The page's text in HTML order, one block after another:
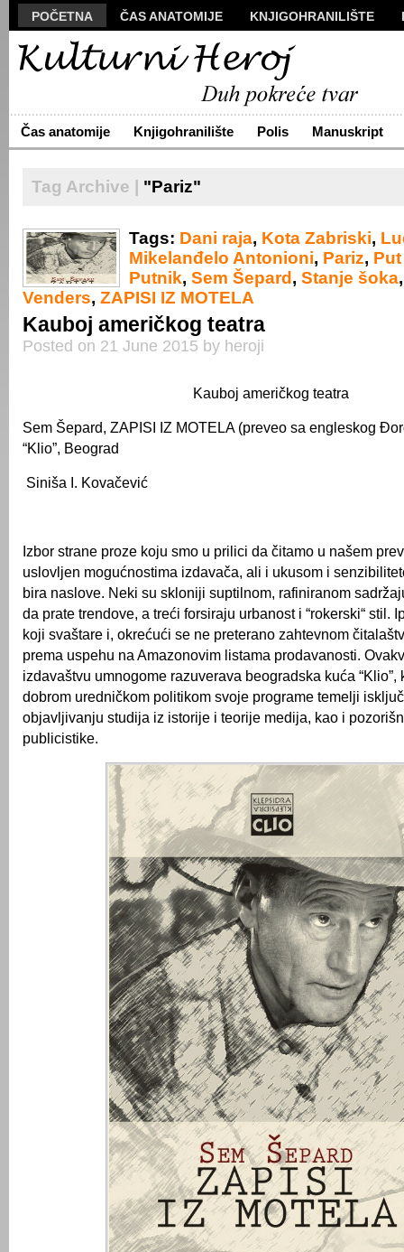
POČETNA ČAS ANATOMIJE KNJIGOHRANILIŠTE
MANUSKRIPT
VIZUALI
ARHIVA
O NAMA ŽIVA REČ KONTAKT
Čas anatomije Knjigohranilište Polis Manuskript
Tag Archive | "Pariz"
Tags: Dani raja, Kota Zabriski,
Mikelanđelo Antonioni, Pariz,
Putnik, Sem Šepard , Stanje šoka
Venders, ZAPISI IZ MOTELA
Kauboj američkog teatra
Posted on 21 June 2015 by heroji
Kauboj američkog teatra
Sem Šepard, ZAPISI IZ MOTELA (preveo sa engleskog
“Klio”, Beograd
Siniša I. Kovačević
Izbor strane proze koju smo u prilici da čitamo u našem
uslovljen mogućnostima izdavača, ali i ukusom i
bira naslove. Neki su skloniji suptilnom, rafiniranom
da prate trendove, a treći forsiraju urbanost i “rokerski“ stil.
koji svaštare i, okrećući se ne preterano zahtevnom
prema uspehu na Amazonovim listama prodavanosti.
izdavaštvu umnogome razuverava beogradska kuća “Klio”,
dobrom uredničkom politikom svoje programe temelji
objavljivanju studija iz istorije i teorije medija, kao i
publicistike.